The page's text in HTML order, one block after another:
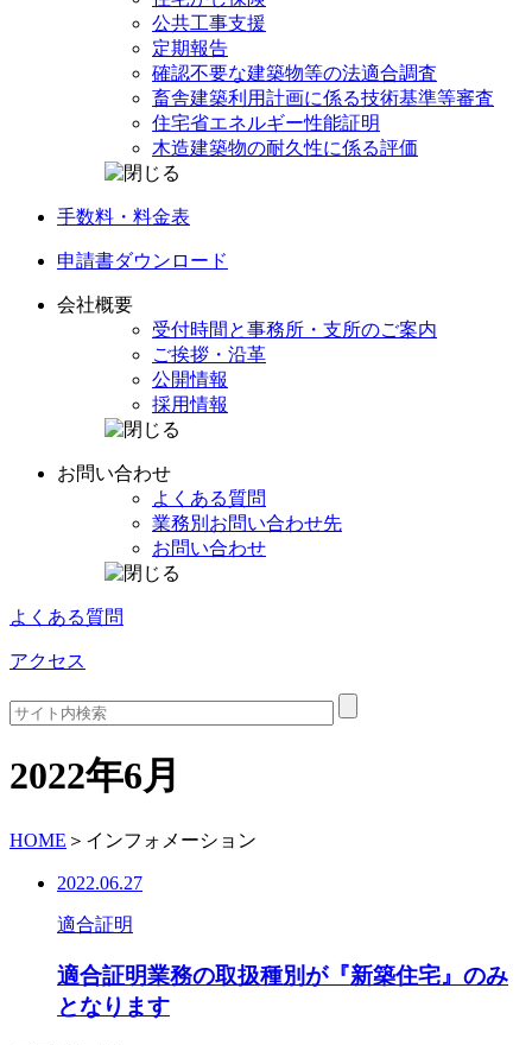
公共工事支援
定期報告
確認不要な建築物等の法適合調査
畜舎建築利用計画に係る技術基準等審査
住宅省エネルギー性能証明
木造建築物の耐久性に係る評価
手数料・料金表
申請書ダウンロード
会社概要
受付時間と事務所・ 支所のご案内
ご挨拶・沿革
公開情報
採用情報
お問い合わせ
よくある質問
業務別 お問い合わせ先
お問い合わせ
よくある質問
アクセス
2022年6月
HOME ＞ インフォメーション
2022.06.27
適合証明
適合証明業務の取扱種別が『新築住宅』のみ
となります